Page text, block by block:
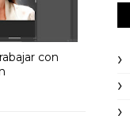
con